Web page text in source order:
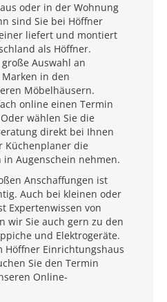
oder in der Wohnung
sind Sie bei Höffner
liefert und montiert
als Höffner.
Auswahl an
in den
Möbelhäusern.
online einen Termin
wählen Sie die
direkt bei Ihnen
Küchenplaner die
Augenschein nehmen.
Anschaffungen ist
Auch bei kleinen oder
Expertenwissen von
wir Sie auch gern zu den
und Elektrogeräte.
Höffner Einrichtungshaus
Sie den Termin
Online-